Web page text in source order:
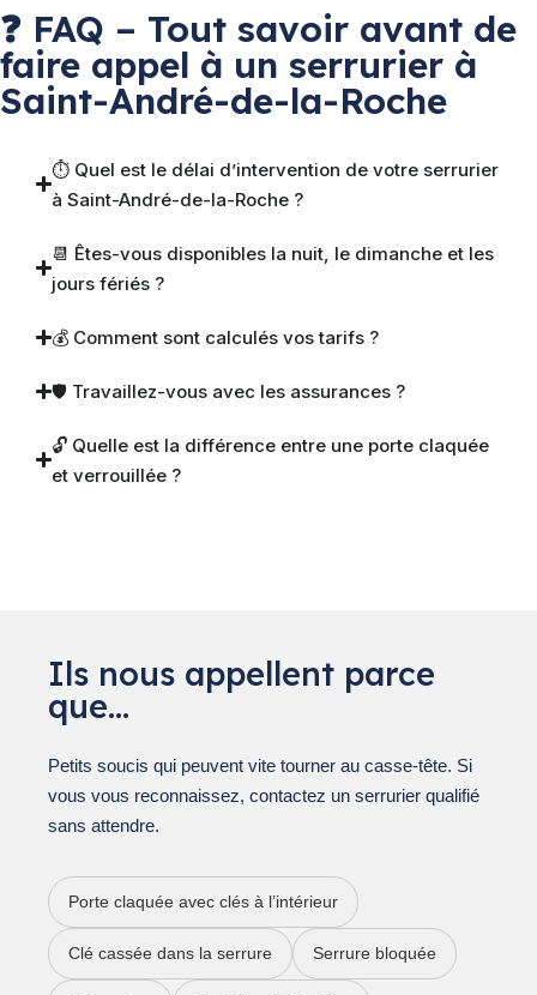
❓ FAQ – Tout savoir avant de
faire appel à un serrurier à
Saint-André-de-la-Roche
⏱ Quel est le délai d’intervention de votre serrurier
à Saint-André-de-la-Roche ?
📆 Êtes-vous disponibles la nuit, le dimanche et les
jours fériés ?
💰 Comment sont calculés vos tarifs ?
🛡 Travaillez-vous avec les assurances ?
🔓 Quelle est la différence entre une porte claquée
et verrouillée ?
Ils nous appellent parce
que…
Petits soucis qui peuvent vite tourner au casse-tête. Si
vous vous reconnaissez, contactez un serrurier qualifié
sans attendre.
Porte claquée avec clés à l’intérieur
Clé cassée dans la serrure Serrure bloquée